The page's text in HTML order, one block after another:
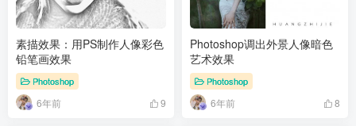
素描效果：用PS制作人像彩色
铅笔画效果
Photoshop
6年前 9
Photoshop调出外景人像暗色
艺术效果
Photoshop
6年前 8